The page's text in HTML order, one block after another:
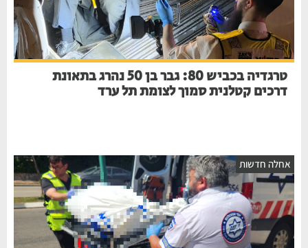
טרגדיה בכביש 80: גבר בן 50 נהרג בתאונת
דרכים קטלנית סמוך לצומת תל ערד
אחלה חדשות